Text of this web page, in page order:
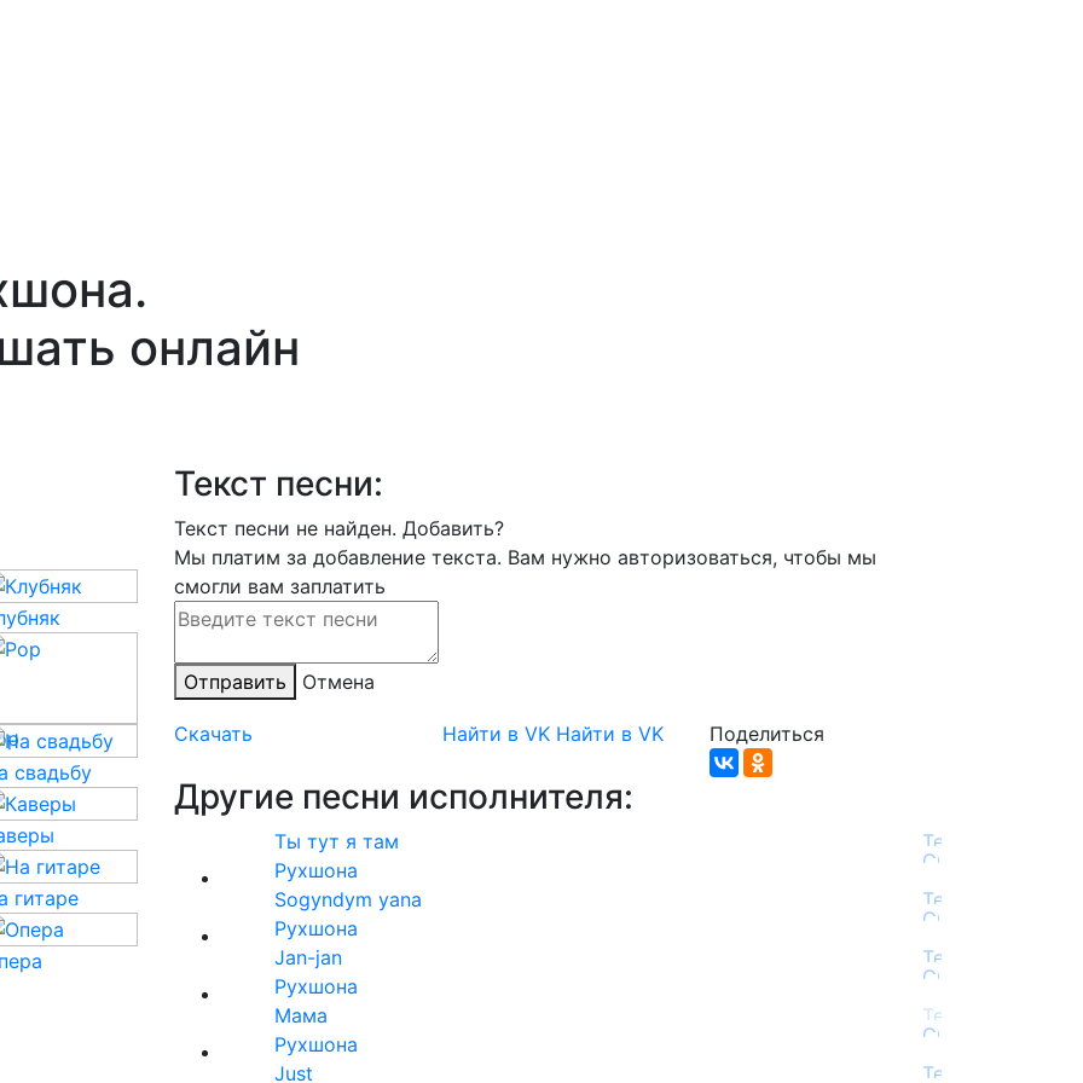
онлайн
Текст песни:
Текст песни не найден. Добавить?
Мы платим за добавление текста. Вам нужно авторизоваться, чтобы мы
смогли вам заплатить
Отправить Отмена
Скачать Найти в VK Найти в VK Поделиться
Другие песни исполнителя:
Ты тут я там
Рухшона
Sogyndym yana
Рухшона
Jan-jan
Рухшона
Мама
Рухшона
Just
свадьбу
гитаре